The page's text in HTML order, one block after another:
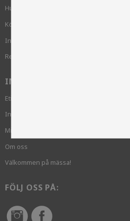
Hur handlar jag?
Köpvillkor
Integritetspolicy och cookies
Reklamation
INFORMATION
Etik och hållbarhet
Inloggning krävs
Mina sidor
Om oss
Välkommen på mässa!
FÖLJ OSS PÅ: